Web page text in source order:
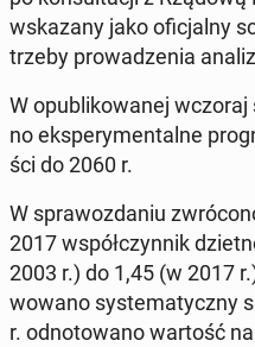
wska­za­ny jako ofi­cjal­ny
trze­by pro­wa­dze­nia
W opu­bli­ko­wa­nej
no eks­pe­ry­men­tal­ne
ści do 2060 r.
W spra­woz­da­niu
2017 współ­czyn­nik
2003 r.) do 1,45 (w 2017
wo­wa­no sys­te­ma­tycz­ny
r. od­no­to­wa­no wartość